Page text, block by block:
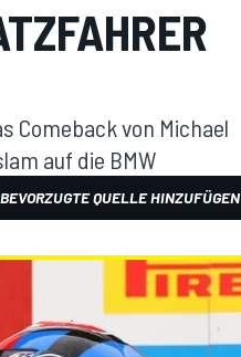
Comeback von Michael
auf die BMW
QUELLE HINZUFÜGEN